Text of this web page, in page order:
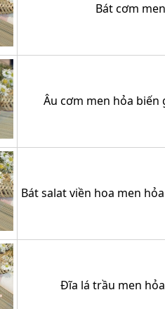
Bát cơm
Âu cơm men hỏa
Bát salat viền hoa men
Đĩa lá trầu men